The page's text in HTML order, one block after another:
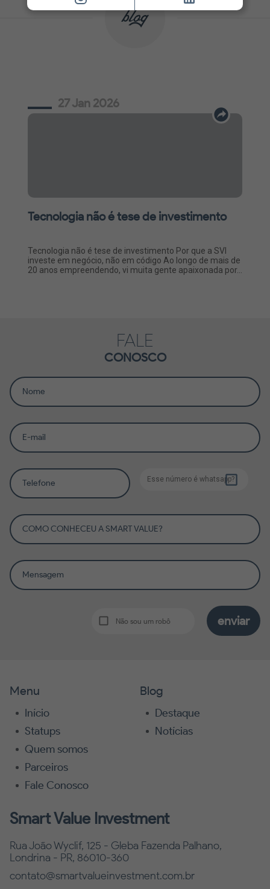
blog
27 Jan 2026
Tecnologia não é tese de investimento
Tecnologia não é tese de investimento Por que a SVI
investe em negócio, não em código Ao longo de mais de
20 anos empreendendo, vi muita gente apaixonada por...
FALE
CONOSCO
Nome
E-mail
Telefone Esse número é whatsapp?
COMO CONHECEU A SMART VALUE?
Mensagem
Não sou um robô enviar
Menu
Início
Statups
Quem somos
Parceiros
Fale Conosco
Blog
Destaque
Notícias
Smart Value Investment
Rua João Wyclif, 125 - Gleba Fazenda Palhano,
Londrina - PR, 86010-360
contato@smartvalueinvestment.com.br